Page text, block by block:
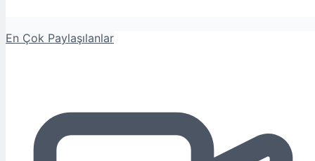
En Çok Paylaşılanlar